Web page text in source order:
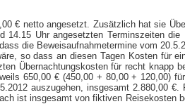
€ netto angesetzt. Zusätzlich hat sie
Uhr angesetzten Terminszeiten die
die Beweisaufnahmetermine vom
so dass an diesen Tagen Kosten für
Übernachtungskosten für recht knapp
650,00 € (450,00 + 80,00 + 120,00)
auszugehen, insgesamt 2.880,00 €.
ist insgesamt von fiktiven Reisekosten